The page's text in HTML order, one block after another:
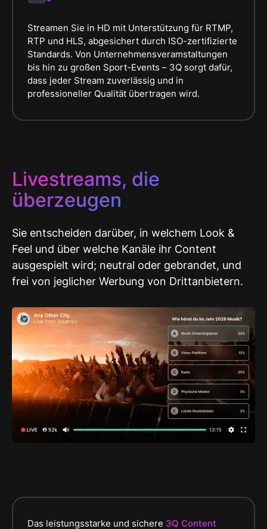
Streamen Sie in HD mit Unterstützung für RTMP,
RTP und HLS, abgesichert durch ISO-zertifizierte
Standards. Von Unternehmensveramstaltungen
bis hin zu großen Sport-Events – 3Q sorgt dafür,
dass jeder Stream zuverlässig und in
professioneller Qualität übertragen wird.
Livestreams, die
überzeugen
Sie entscheiden darüber, in welchem Look &
Feel und über welche Kanäle ihr Content
ausgespielt wird; neutral oder gebrandet, und
frei von jeglicher Werbung von Drittanbietern.
Das leistungsstarke und sichere 3Q Content